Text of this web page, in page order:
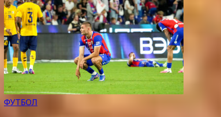
ФУТБОЛ